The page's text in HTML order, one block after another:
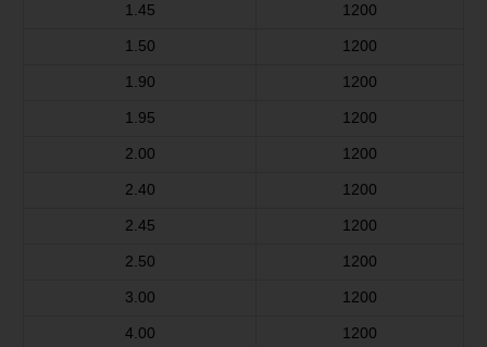
1.45 1200
1.50 1200
1.90 1200
1.95 1200
2.00 1200
2.40 1200
2.45 1200
2.50 1200
3.00 1200
4.00 1200